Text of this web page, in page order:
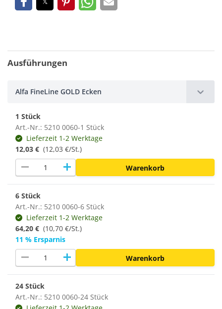
Ausführungen
Alfa FineLine GOLD Ecken
1 Stück
Art.-Nr.: 5210 0060-1 Stück
Lieferzeit 1-2 Werktage
12,03 € (12,03 €/St.)
remove add Warenkorb
6 Stück
Art.-Nr.: 5210 0060-6 Stück
Lieferzeit 1-2 Werktage
64,20 € (10,70 €/St.)
11 % Ersparnis
remove add Warenkorb
24 Stück
Art.-Nr.: 5210 0060-24 Stück